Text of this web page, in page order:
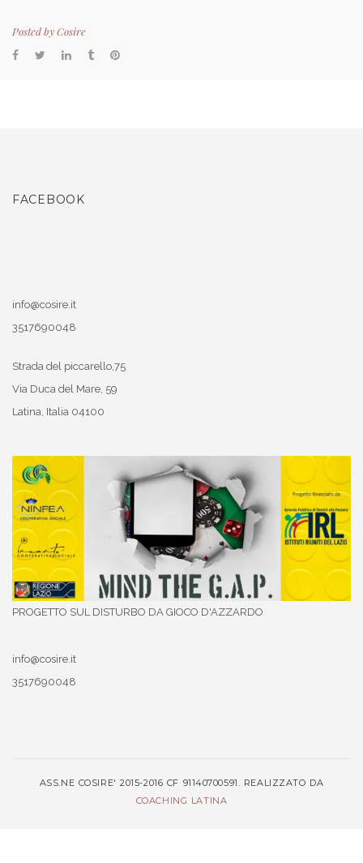
Posted byCosire
FACEBOOK
info@cosire.it
3517690048
Strada del piccarello,75
Via Duca del Mare, 59
Latina Italia 04100
PROGETTO SUL DISTURBO DA GIOCO D'AZZARDO
info@cosire.it
3517690048
ASS.NE COSIRE' 2015-2016 CF 91140700591. REALIZZATO DA
COACHING LATINA